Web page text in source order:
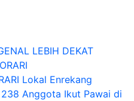
LEBIH DEKAT
Lokal Enrekang
Anggota Ikut Pawai di